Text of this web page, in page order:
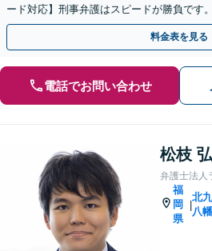
ード対応】刑事弁護はスピードが勝負です
刻も早くご相談ください【24時間365日相
料金表を見る
電話でお問い合わせ
松枝
弁護士法人
福
岡
県
|
北
八